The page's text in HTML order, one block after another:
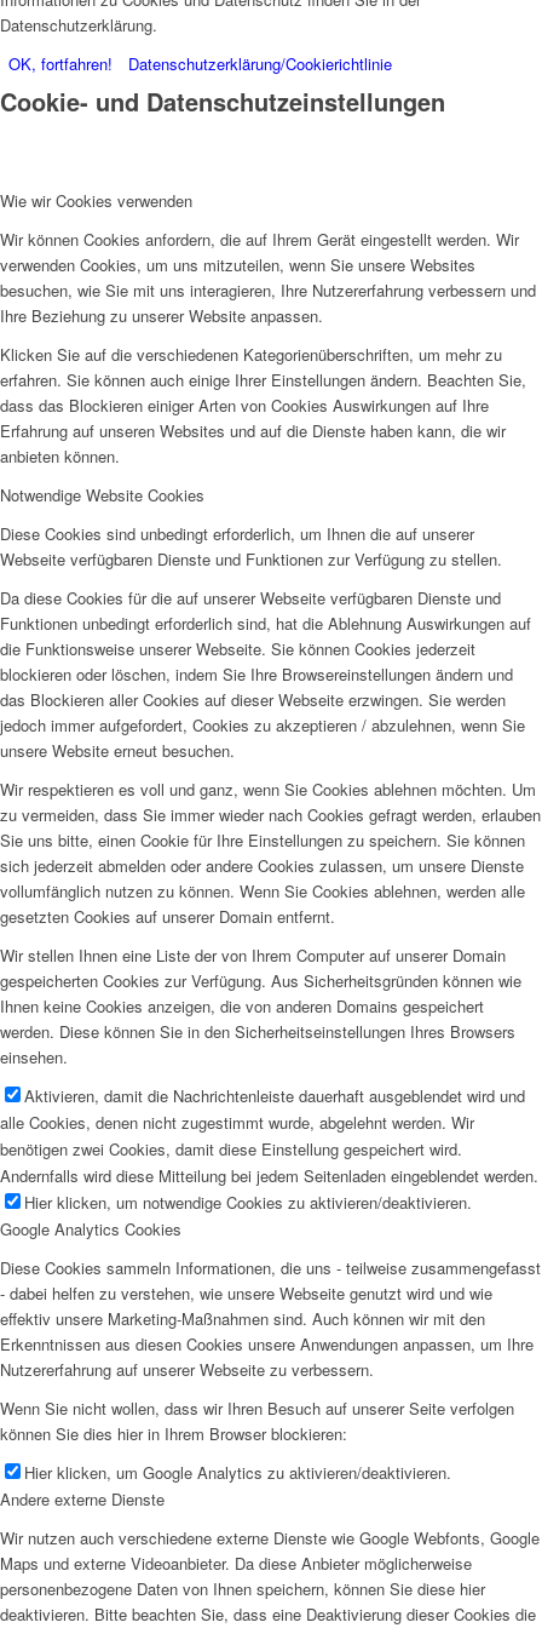
Datenschutzerklärung.
OK, fortfahren!
Datenschutzerklärung/Cookierichtlinie
Cookie- und Datenschutzeinstellungen
Wie wir Cookies verwenden
Wir können Cookies anfordern, die auf Ihrem Gerät eingestellt werden. Wir
verwenden Cookies, um uns mitzuteilen, wenn Sie unsere Websites
besuchen, wie Sie mit uns interagieren, Ihre Nutzererfahrung verbessern und
Ihre Beziehung zu unserer Website anpassen.
Klicken Sie auf die verschiedenen Kategorienüberschriften, um mehr zu
erfahren. Sie können auch einige Ihrer Einstellungen ändern. Beachten Sie,
dass das Blockieren einiger Arten von Cookies Auswirkungen auf Ihre
Erfahrung auf unseren Websites und auf die Dienste haben kann, die wir
anbieten können.
Notwendige Website Cookies
Diese Cookies sind unbedingt erforderlich, um Ihnen die auf unserer
Webseite verfügbaren Dienste und Funktionen zur Verfügung zu stellen.
Da diese Cookies für die auf unserer Webseite verfügbaren Dienste und
Funktionen unbedingt erforderlich sind, hat die Ablehnung Auswirkungen auf
die Funktionsweise unserer Webseite. Sie können Cookies jederzeit
blockieren oder löschen, indem Sie Ihre Browsereinstellungen ändern und
das Blockieren aller Cookies auf dieser Webseite erzwingen. Sie werden
jedoch immer aufgefordert, Cookies zu akzeptieren / abzulehnen, wenn Sie
unsere Website erneut besuchen.
Wir respektieren es voll und ganz, wenn Sie Cookies ablehnen möchten. Um
zu vermeiden, dass Sie immer wieder nach Cookies gefragt werden, erlauben
Sie uns bitte, einen Cookie für Ihre Einstellungen zu speichern. Sie können
sich jederzeit abmelden oder andere Cookies zulassen, um unsere Dienste
vollumfänglich nutzen zu können. Wenn Sie Cookies ablehnen, werden alle
gesetzten Cookies auf unserer Domain entfernt.
Wir stellen Ihnen eine Liste der von Ihrem Computer auf unserer Domain
gespeicherten Cookies zur Verfügung. Aus Sicherheitsgründen können wie
Ihnen keine Cookies anzeigen, die von anderen Domains gespeichert
werden. Diese können Sie in den Sicherheitseinstellungen Ihres Browsers
einsehen.
Aktivieren, damit die Nachrichtenleiste dauerhaft ausgeblendet wird und
alle Cookies, denen nicht zugestimmt wurde, abgelehnt werden. Wir
benötigen zwei Cookies, damit diese Einstellung gespeichert wird.
Andernfalls wird diese Mitteilung bei jedem Seitenladen eingeblendet werden.
Hier klicken, um notwendige Cookies zu aktivieren/deaktivieren.
Google Analytics Cookies
Diese Cookies sammeln Informationen, die uns - teilweise zusammengefasst
- dabei helfen zu verstehen, wie unsere Webseite genutzt wird und wie
effektiv unsere Marketing-Maßnahmen sind. Auch können wir mit den
Erkenntnissen aus diesen Cookies unsere Anwendungen anpassen, um Ihre
Nutzererfahrung auf unserer Webseite zu verbessern.
Wenn Sie nicht wollen, dass wir Ihren Besuch auf unserer Seite verfolgen
können Sie dies hier in Ihrem Browser blockieren:
Hier klicken, um Google Analytics zu aktivieren/deaktivieren.
Andere externe Dienste
Wir nutzen auch verschiedene externe Dienste wie Google Webfonts, Google
Maps und externe Videoanbieter. Da diese Anbieter möglicherweise
personenbezogene Daten von Ihnen speichern, können Sie diese hier
deaktivieren. Bitte beachten Sie, dass eine Deaktivierung dieser Cookies die